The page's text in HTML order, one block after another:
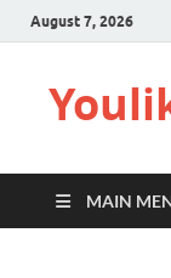
August 7, 2026
MAIN